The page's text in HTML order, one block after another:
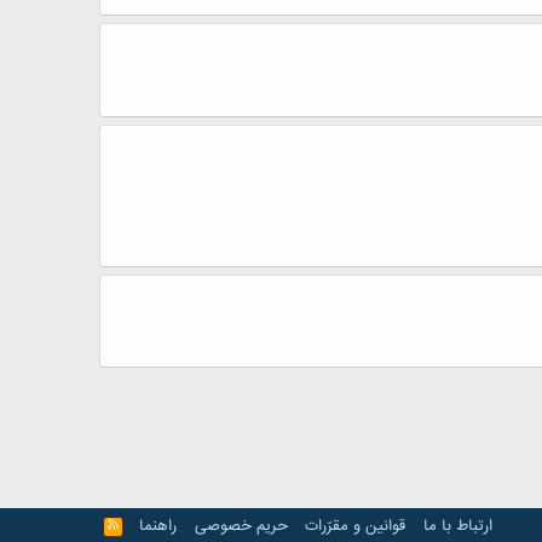
ارتباط با ما قوانین و مقرّرات حریم خصوصی راهنما
R